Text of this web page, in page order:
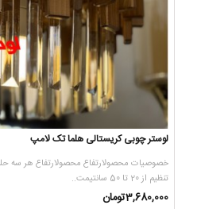
لوستر چوبی کریستالی هلما تک لامپ
خصوصیات محصولارتفاع محصولارتفاع هر سه
تنظیم از 20 تا 50 سانتیمت..
3,680,000تومان